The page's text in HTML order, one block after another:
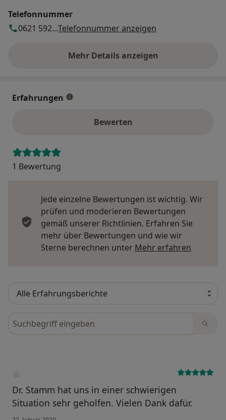
Telefonnummer
0621 592...Telefonnummer anzeigen
Mehr Details anzeigen
über die Adresse
Erfahrungen
Bewerten
1 Bewertung
Jede einzelne Bewertungen ist wichtig. Wir
prüfen und moderieren Bewertungen
gemäß unserer Richtlinien. Erfahren Sie
mehr über Bewertungen und wie wir
Sterne berechnen unter Mehr erfahren
Bewertungen durchsuchen
Dr. Stamm hat uns in einer schwierigen
Situation sehr geholfen. Vielen Dank dafür.